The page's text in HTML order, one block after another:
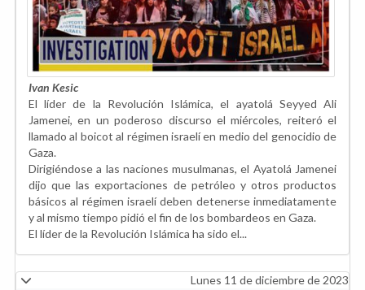
Ivan Kesic
El líder de la Revolución Islámica, el ayatolá Seyyed Ali
Jamenei, en un poderoso discurso el miércoles, reiteró el
llamado al boicot al régimen israelí en medio del genocidio de
Gaza.
Dirigiéndose a las naciones musulmanas, el Ayatolá Jamenei
dijo que las exportaciones de petróleo y otros productos
básicos al régimen israelí deben detenerse inmediatamente
y al mismo tiempo pidió el fin de los bombardeos en Gaza.
El líder de la Revolución Islámica ha sido el...
Lunes 11 de diciembre de 2023